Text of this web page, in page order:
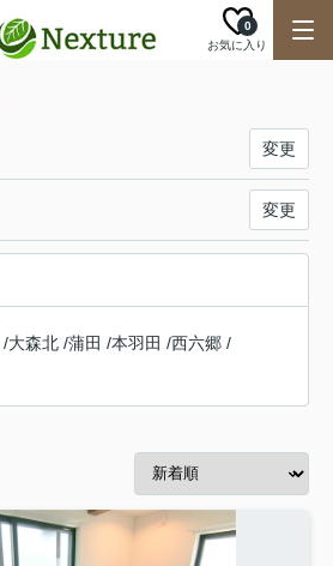
お気に入り
0
変更
変更
/大森北 /蒲田 /本羽田 /西六郷 /